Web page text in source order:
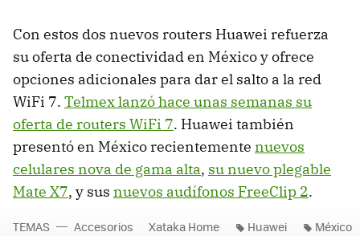
Con estos dos nuevos routers Huawei refuerza
su oferta de conectividad en México y ofrece
opciones adicionales para dar el salto a la red
WiFi 7. Telmex lanzó hace unas semanas su
oferta de routers WiFi 7. Huawei también
presentó en México recientemente nuevos
celulares nova de gama alta, su nuevo plegable
Mate X7, y sus nuevos audífonos FreeClip 2.
TEMAS Accesorios Xataka Home Huawei México